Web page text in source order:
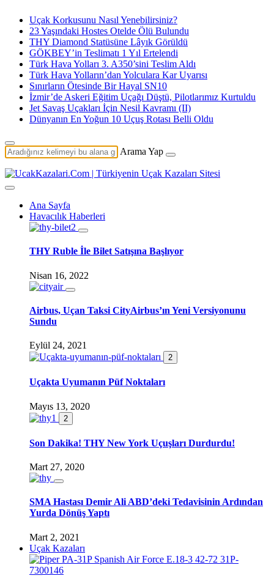
Uçak Korkusunu Nasıl Yenebilirsiniz?
23 Yaşındaki Hostes Otelde Ölü Bulundu
THY Diamond Statüsüne Lâyık Görüldü
GÖKBEY’in Teslimatı 1 Yıl Ertelendi
Türk Hava Yolları 3. A350’sini Teslim Aldı
Türk Hava Yolların’dan Yolculara Kar Uyarısı
Sınırların Ötesinde Bir Hayal SN10
İzmir’de Askeri Eğitim Uçağı Düştü, Pilotlarımız Kurtuldu
Jet Savaş Uçakları İçin Nesil Kavramı (II)
Dünyanın En Yoğun 10 Uçuş Rotası Belli Oldu
Arama Yap
Ana Sayfa
Havacılık Haberleri
THY Ruble İle Bilet Satışına Başlıyor
Nisan 16, 2022
Airbus, Uçan Taksi CityAirbus’ın Yeni Versiyonunu
Sundu
Eylül 24, 2021
2
Uçakta Uyumanın Püf Noktaları
Mayıs 13, 2020
2
Son Dakika! THY New York Uçuşları Durdurdu!
Mart 27, 2020
SMA Hastası Demir Ali ABD’deki Tedavisinin Ardından
Yurda Dönüş Yaptı
Mart 2, 2021
Uçak Kazaları